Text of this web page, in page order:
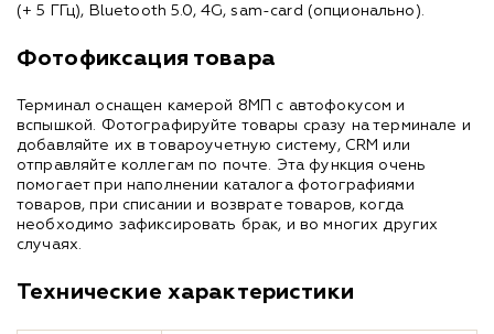
(+ 5 ГГц), Bluetooth 5.0, 4G, sam-card (опционально).
Фотофиксация товара
Терминал оснащен камерой 8МП с автофокусом и
вспышкой. Фотографируйте товары сразу на терминале и
добавляйте их в товароучетную систему, CRM или
отправляйте коллегам по почте. Эта функция очень
помогает при наполнении каталога фотографиями
товаров, при списании и возврате товаров, когда
необходимо зафиксировать брак, и во многих других
случаях.
Технические характеристики